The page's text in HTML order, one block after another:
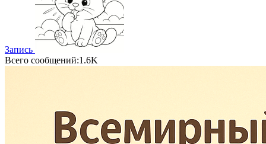
Запись
Всего сообщений:1.6K